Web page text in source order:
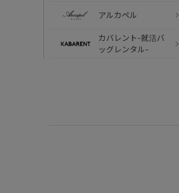
アルカペル
カバレント-就活バ
ッグレンタル-